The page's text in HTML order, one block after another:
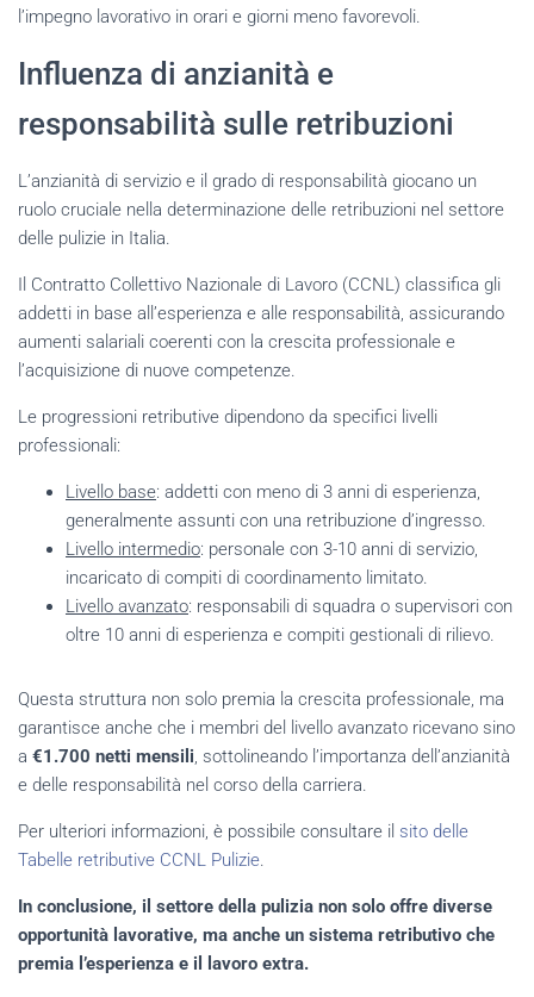
l’impegno lavorativo in orari e giorni meno favorevoli.
Influenza di anzianità e
responsabilità sulle retribuzioni
L’anzianità di servizio e il grado di responsabilità giocano un
ruolo cruciale nella determinazione delle retribuzioni nel settore
delle pulizie in Italia.
Il Contratto Collettivo Nazionale di Lavoro (CCNL) classifica gli
addetti in base all’esperienza e alle responsabilità, assicurando
aumenti salariali coerenti con la crescita professionale e
l’acquisizione di nuove competenze.
Le progressioni retributive dipendono da specifici livelli
professionali:
Livello base: addetti con meno di 3 anni di esperienza,
generalmente assunti con una retribuzione d’ingresso.
Livello intermedio: personale con 3-10 anni di servizio,
incaricato di compiti di coordinamento limitato.
Livello avanzato: responsabili di squadra o supervisori con
oltre 10 anni di esperienza e compiti gestionali di rilievo.
Questa struttura non solo premia la crescita professionale, ma
garantisce anche che i membri del livello avanzato ricevano sino
a €1.700 netti mensili, sottolineando l’importanza dell’anzianità
e delle responsabilità nel corso della carriera.
Per ulteriori informazioni, è possibile consultare il sito delle
Tabelle retributive CCNL Pulizie.
In conclusione, il settore della pulizia non solo offre diverse
opportunità lavorative, ma anche un sistema retributivo che
premia l’esperienza e il lavoro extra.